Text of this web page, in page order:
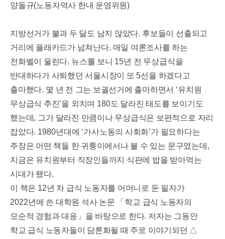
양돌규(노동자역사 한내 운영위원)
지방선거가 불과 두 달도 남지 않았다. 후보들이 선출되고
거리에 플래카드가 넘쳐난다. 매일 여론조사를 하는
전화벨이 울린다. 뉴스를 보니 15년 전 무상급식을
반대하다가 사퇴했던 서울시장이 또 5선을 하겠다고
출마했다. 몇 년 전 그는 보궐선거에 출마하면서 ‘유치원
무상급식 추진’을 외치며 180도 달라진 태도를 보이기도
했는데 , 그가 달라진 만큼이나 무상급식은 보편적으로 자리
잡았다. 1980년대에 ‘가사노동의 사회화’가 필요하다는
주장은 어떤 책들 한 귀퉁이에서나 볼 수 있는 문구였는데 ,
지금은 유치원부터 직장인들까지 식판에 밥을 받아먹는
시대가 됐다.
이 책은 12년 차 급식 노동자를 어머니로 둔 필자가
2022년에 쓴 대학원 석사 논문 「 학교 급식 노동자의
모순적 경험과 대응 」 을 바탕으로 한다. 저자는 그동안
학교 급식 노동자들이 담론화될 때 주로 이야기되던 △